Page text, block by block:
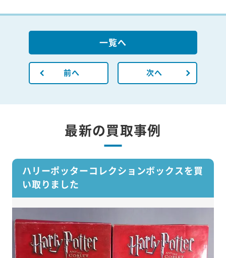
前へ
一覧へ
次へ
最新の買取事例
ハリーポッターコレクションボックスを買
い取りました